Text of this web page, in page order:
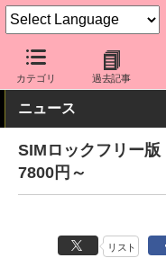
カテゴリ 過去記事
ケータイ Watch OS
ニュース
SIMロックフリー
7800円～
リスト